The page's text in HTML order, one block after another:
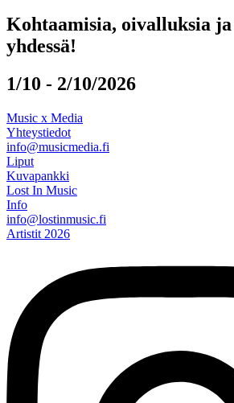
Kohtaamisia, oivalluksia
yhdessä!
1/10 - 2/10/2026
Music x Media
Yhteystiedot
info@musicmedia.fi
Liput
Kuvapankki
Lost In Music
Info
info@lostinmusic.fi
Artistit 2026